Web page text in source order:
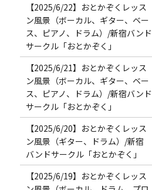
【2025/6/22】おとかぞくレッス
ン風景（ボーカル、ギター、ベー
ス、ピアノ、ドラム）/新宿バンド
サークル「おとかぞく」
【2025/6/21】おとかぞくレッス
ン風景（ボーカル、ギター、ベー
ス、ピアノ、ドラム）/新宿バンド
サークル「おとかぞく」
【2025/6/20】おとかぞくレッス
ン風景（ギター、ドラム）/新宿
バンドサークル「おとかぞく」
【2025/6/19】おとかぞくレッス